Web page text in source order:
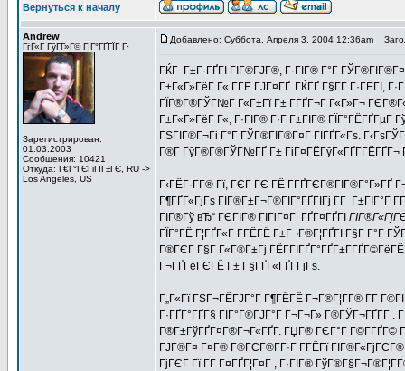
Вернуться к началу
Andrew
ГѓГ«Г ГўГ­Г»Г© ГІГ°ГҐГЇГ Г·
Зарегистрирован:
01.03.2003
Сообщения: 10421
Откуда: Г€Г°ГЄГіГІГ±ГЄ, RU ->
Los Angeles, US
Добавлено: Суббота, Апреля 3, 2004 12:36am
ГЌГ Г±Г·ГҐГІ ГІГ®ГЈГ®, Г·ГІГ® Г°Г
Г±Г«Г»ГёГ Г« Г­ГЁ ГЈГ¤ГҐ. ГЌГҐ Г§Г­Г Г·ГЁГІ,
ГЇГ®Г®ГЎГ№Г Г«Г±Гї Г± Г­ГҐГ¬Г Г«Г»Г¬
Г±Г«Г»ГёГ Г«, Г·ГІГ® Г·Г Г±ГІГ® ГЇГ°ГЁГҐГµГ
ГЅГІГ®Г¬Гі Г°Г ГЎГ®ГІГ®Г¤Г ГІГҐГ«Гѕ.
Г®Г­ ГўГ®Г®ГЎГ№ГҐ Г± ГіГ¤ГЁГўГ«ГҐГ­ГЁГҐГ¬
Г‹ГЁГ·Г­Г® Гї, ГЄГ ГЄ ГЁ Г­ГҐГЄГ®ГІГ®Г°Г»ГҐ
Г¶ГҐГ«ГјГѕ ГЇГ®Г±Г¬Г®ГІГ°ГҐГІГј Г­Г Г±ГІГ°Г
ГІГ®Гў вЂ“ ГЄГІГ® ГІГіГ¤Г ГҐГ¤ГҐГІ
ГЇГ°ГЁ Г¦ГҐГ«Г Г­ГЁГЁ Г±Г¬Г®Г¦ГҐГІ Г§Г Г°Г
Г®ГЄГ Г§Г Г«Г®Г±Гј
Г¬ГҐГёГЄГЁ Г± Г§ГҐГ«ГҐГ­ГјГѕ.
Г„Г«Гї ГЅГ¬ГЁГЈГ°Г Г¶ГЁГЁ Г¬Г®Г¦Г­Г® Г­Г
Г·ГҐГ°ГҐГ§ ГЇГ°Г®ГЈГ°Г Г¬Г¬Г» Г®ГЎГ¬ГҐГ­Г .
Г®Г±ГўГҐГ¤Г®Г¬Г«ГҐГ­. ГЏГ® ГЄГ°Г Г©Г­ГҐГ©
ГЈГ®Г¤ Г¤Г® Г®ГЄГ®Г­Г·Г Г­ГЁГї ГІГ®Г«ГјГЄГ®
ГјГЄГ Гї Г­Г Г¤ГҐГ¦Г¤Г , Г·ГІГ®